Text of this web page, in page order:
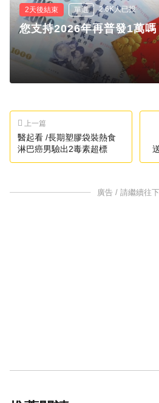
2天後結束 單選 2.6K人已投
您支持2026年再普發1萬嗎
上一篇
醫起看 /長期塑膠袋裝熱食
淋巴癌男驗出2毒素超標
廣告 / 請繼續往